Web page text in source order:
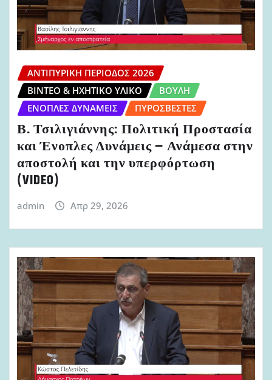
ΑΝΤΙΠΥΡΙΚΉ ΠΕΡΊΟΔΟΣ 2026
ΒΊΝΤΕΟ & ΗΧΗΤΙΚΌ ΥΛΙΚΌ
ΒΟΥΛΉ
ΈΝΟΠΛΕΣ ΔΥΝΆΜΕΙΣ
ΠΥΡΟΣΒΈΣΤΕΣ
Β. Τσιλιγιάννης: Πολιτική Προστασία
και Ένοπλες Δυνάμεις – Ανάμεσα στην
αποστολή και την υπερφόρτωση
(VIDEO)
admin Απρ 29, 2026